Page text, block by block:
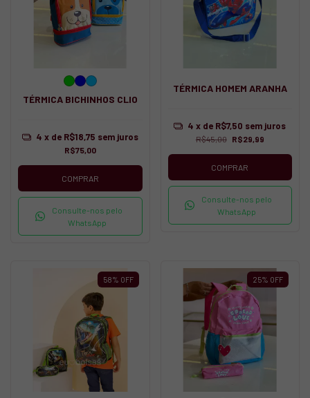
TÉRMICA BICHINHOS CLIO
R$75,00
4 x de R$18,75 sem juros
COMPRAR
Consulte-nos pelo
WhatsApp
TÉRMICA HOMEM ARANHA
R$45,00 R$29,99
4 x de R$7,50 sem juros
COMPRAR
Consulte-nos pelo
WhatsApp
58% OFF 25% OFF